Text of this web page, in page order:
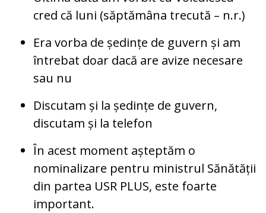
cred că luni (săptămâna trecută – n.r.)
Era vorba de ședințe de guvern și am
întrebat doar dacă are avize necesare
sau nu
Discutam și la ședințe de guvern,
discutam și la telefon
În acest moment așteptăm o
nominalizare pentru ministrul Sănătății
din partea USR PLUS, este foarte
important.